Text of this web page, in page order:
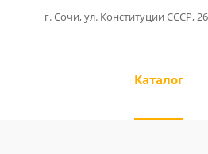
г. Сочи, ул. Конституции СССР,
Каталог